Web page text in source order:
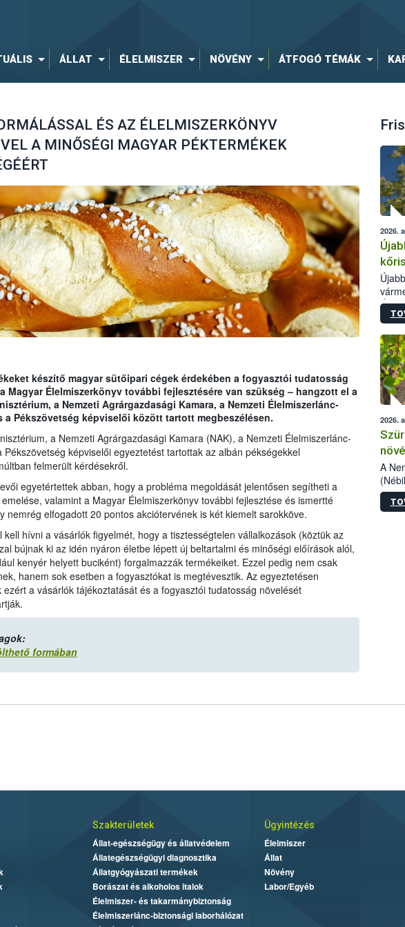
ÁLLAT ÉLELMISZER NÖVÉNY ÁTFOGÓ TÉMÁK
ÉS AZ ÉLELMISZERKÖNYV
A MINŐSÉGI MAGYAR PÉKTERMÉKEK
készítő magyar sütőipari cégek érdekében a fogyasztói tudatosság
Magyar Élelmiszerkönyv további fejlesztésére van szükség – hangzott el a
a Nemzeti Agrárgazdasági Kamara, a Nemzeti Élelmiszerlánc-
a Pékszövetség képviselői között tartott megbeszélésen.
a Nemzeti Agrárgazdasági Kamara (NAK), a Nemzeti Élelmiszerlánc-
Pékszövetség képviselői egyeztetést tartottak az albán pékségekkel
felmerült kérdésekről.
egyetértettek abban, hogy a probléma megoldását jelentősen segítheti a
valamint a Magyar Élelmiszerkönyv további fejlesztése és ismertté
nemrég elfogadott 20 pontos akciótervének is két kiemelt sarokköve.
kell hívni a vásárlók figyelmét, hogy a tisztességtelen vállalkozások (köztük az
bújnak ki az idén nyáron életbe lépett új beltartalmi és minőségi előírások alól,
kenyér helyett buciként) forgalmazzák termékeiket. Ezzel pedig nem csak
hanem sok esetben a fogyasztókat is megtévesztik. Az egyeztetésen
ezért a vásárlók tájékoztatását és a fogyasztói tudatosság növelését
formában
2026.
2026.
A
Szakterületek
Állat-egészségügy és állatvédelem
Állategészségügyi diagnosztika
Állatgyógyászati termékek
Borászat és alkoholos italok
Élelmiszer- és takarmánybiztonság
Élelmiszerlánc-biztonsági laborhálózat
Ügyintézés
Élelmiszer
Állat
Növény
Labor/Egyéb